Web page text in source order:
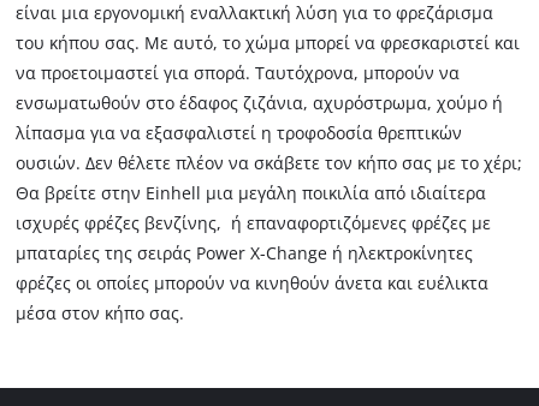
είναι μια εργονομική εναλλακτική λύση για το φρεζάρισμα
του κήπου σας. Με αυτό, το χώμα μπορεί να φρεσκαριστεί και
να προετοιμαστεί για σπορά. Ταυτόχρονα, μπορούν να
ενσωματωθούν στο έδαφος ζιζάνια, αχυρόστρωμα, χούμο ή
λίπασμα για να εξασφαλιστεί η τροφοδοσία θρεπτικών
ουσιών. Δεν θέλετε πλέον να σκάβετε τον κήπο σας με το χέρι;
Θα βρείτε στην Einhell μια μεγάλη ποικιλία από ιδιαίτερα
ισχυρές φρέζες βενζίνης, ή επαναφορτιζόμενες φρέζες με
μπαταρίες της σειράς Power X-Change ή ηλεκτροκίνητες
φρέζες οι οποίες μπορούν να κινηθούν άνετα και ευέλικτα
μέσα στον κήπο σας.